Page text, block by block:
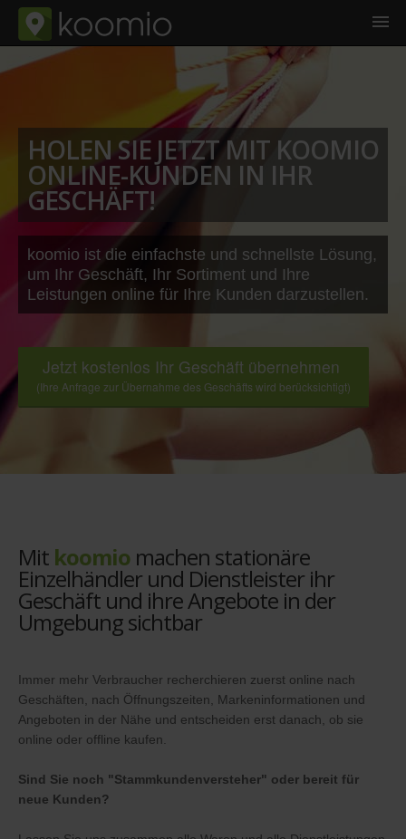
HOLEN SIE JETZT MIT KOOMIO
ONLINE-KUNDEN IN IHR
GESCHÄFT!
koomio ist die einfachste und schnellste Lösung,
um Ihr Geschäft, Ihr Sortiment und Ihre
Leistungen online für Ihre Kunden darzustellen.
Jetzt kostenlos Ihr Geschäft übernehmen
(Ihre Anfrage zur Übernahme des Geschäfts wird berücksichtigt)
Mit koomio machen stationäre
Einzelhändler und Dienstleister ihr
Geschäft und ihre Angebote in der
Umgebung sichtbar
Immer mehr Verbraucher recherchieren zuerst online nach
Geschäften, nach Öffnungszeiten, Markeninformationen und
Angeboten in der Nähe und entscheiden erst danach, ob sie
online oder offline kaufen.
Sind Sie noch "Stammkundenversteher" oder bereit für
neue Kunden?